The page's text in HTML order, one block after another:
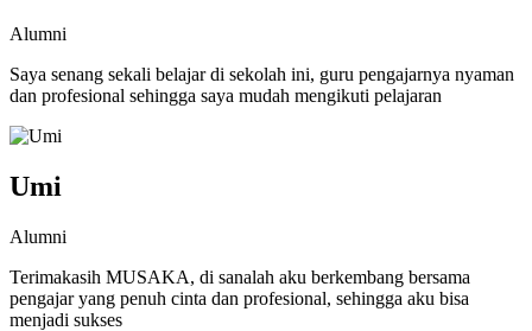
Alumni
Saya senang sekali belajar di sekolah ini, guru pengajarnya nyaman
dan profesional sehingga saya mudah mengikuti pelajaran
Umi
Alumni
Terimakasih MUSAKA, di sanalah aku berkembang bersama
pengajar yang penuh cinta dan profesional, sehingga aku bisa
menjadi sukses